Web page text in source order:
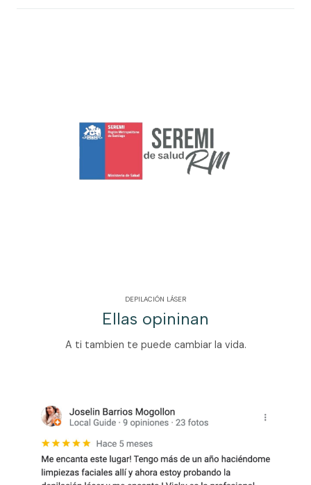
DEPILACIÓN LÁSER
Ellas opininan
A ti tambien te puede cambiar la vida.